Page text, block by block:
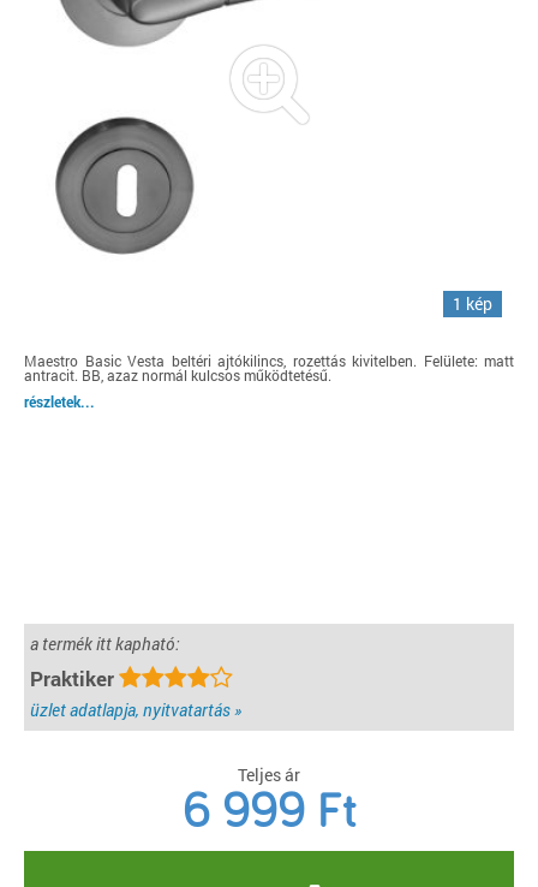
1 kép
Maestro Basic Vesta beltéri ajtókilincs, rozettás kivitelben. Felülete: matt
antracit. BB, azaz normál kulcsos működtetésű.
részletek...
a termék itt kapható:
Praktiker
üzlet adatlapja, nyitvatartás »
Teljes ár
6 999 Ft